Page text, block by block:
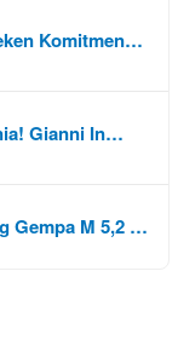
Komitmen…
Gianni In…
Gempa M 5,2 …